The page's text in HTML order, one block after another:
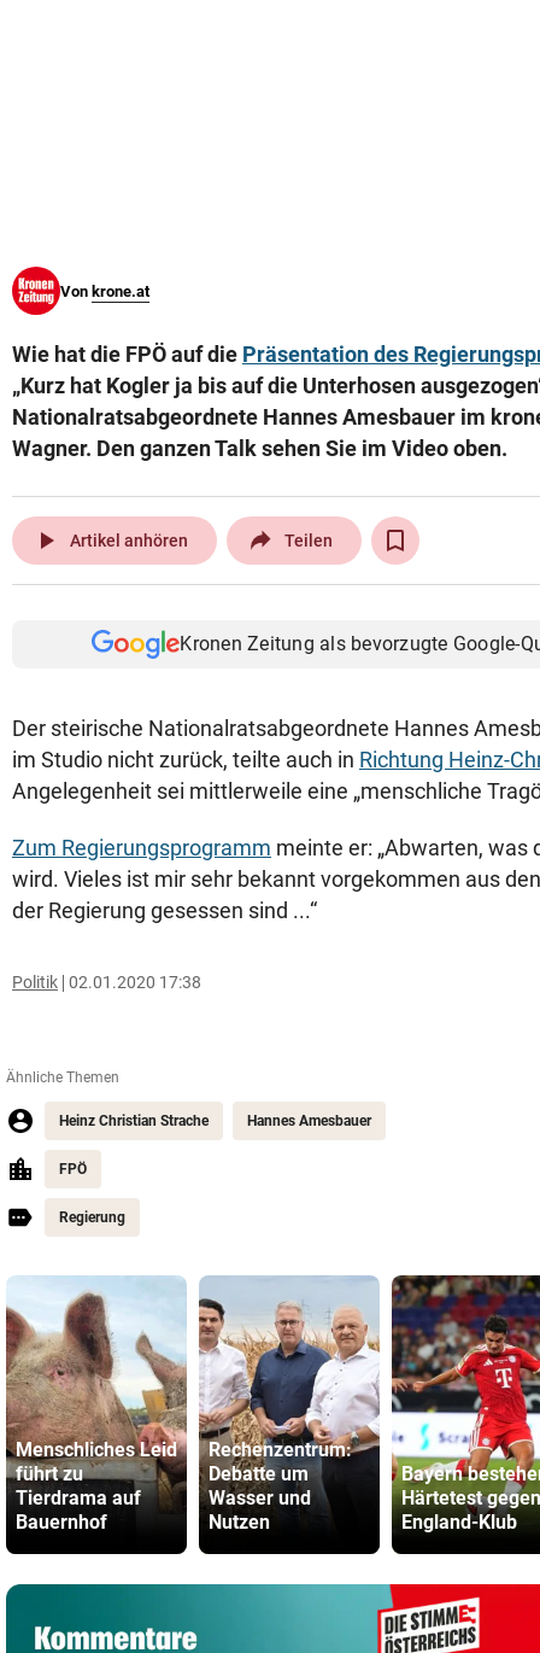
Von krone.at
Wie hat die FPÖ auf die Präsentation des
„Kurz hat Kogler ja bis auf die Unterhosen
Nationalratsabgeordnete Hannes Amesbauer im
Wagner. Den ganzen Talk sehen Sie im Video oben.
play_arrow Artikel anhören Teilen
Kronen Zeitung als bevorzugte Google-
Der steirische Nationalratsabgeordnete Hannes
im Studio nicht zurück, teilte auch in Richtung Heinz-
Angelegenheit sei mittlerweile eine „menschliche
Zum Regierungsprogramm meinte er: „Abwarten,
wird. Vieles ist mir sehr bekannt vorgekommen aus
der Regierung gesessen sind ...“
Politik 02.01.2020 17:38
Ähnliche Themen
Heinz Christian Strache Hannes Amesbauer
FPÖ
Regierung
Menschliches Leid
führt zu
Tierdrama auf
Bauernhof
Rechenzentrum:
Debatte um
Wasser und
Nutzen
Bayern
Härtetest gegen
England-Klub